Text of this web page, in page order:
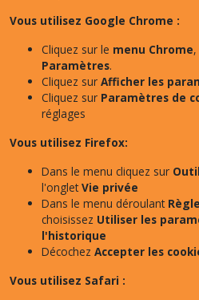
Vous utilisez Google Chrome :
Cliquez sur le menu Chrome
Paramètres.
Cliquez sur Afficher les
Cliquez sur Paramètres de
réglages
Vous utilisez Firefox:
Dans le menu cliquez sur
l'ongletVie privée
Dans le menu déroulant
choisissez Utiliser les
l'historique
Décochez Accepter les
Vous utilisez Safari :